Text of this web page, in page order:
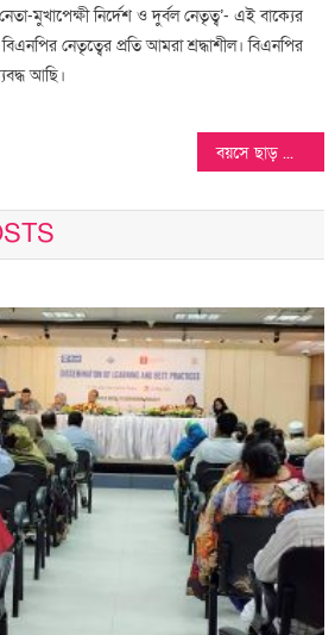
মুখাপেক্ষী নির্দেশ ও দুর্বল নেতৃত্ব’- এই বাক্যের
নেতৃত্বের প্রতি আমরা শ্রদ্ধাশীল। বিএনপির
আছি।
বয়সে ছাড় পাচ্ছেন সরকারি চাকরিপ্রার্থীরা